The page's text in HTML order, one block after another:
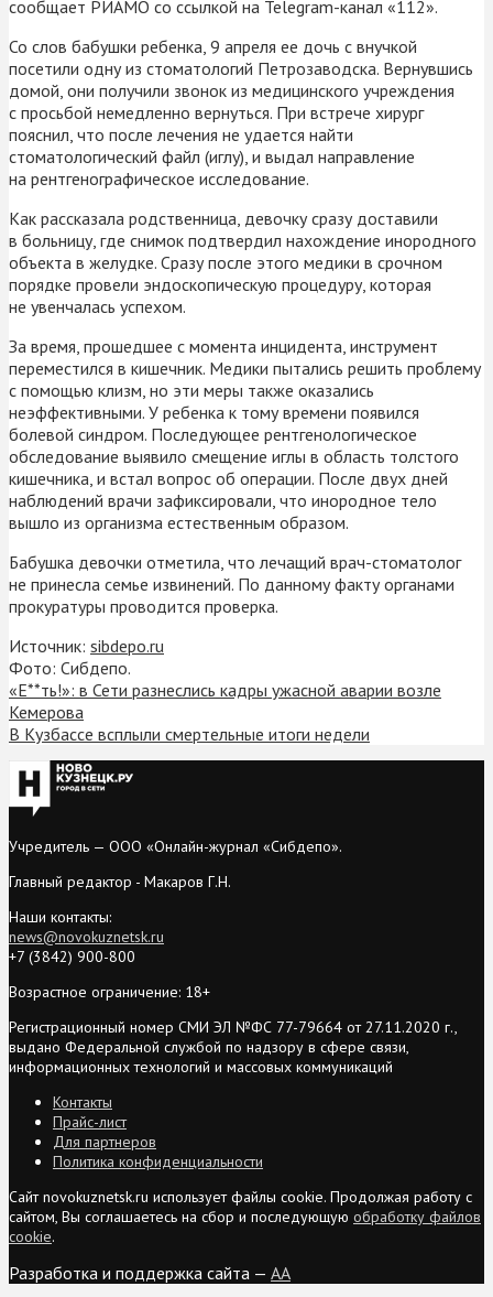
сообщает РИАМО со ссылкой на Telegram-канал «112».
Со слов бабушки ребенка, 9 апреля ее дочь с внучкой
посетили одну из стоматологий Петрозаводска. Вернувшись
домой, они получили звонок из медицинского учреждения
с просьбой немедленно вернуться. При встрече хирург
пояснил, что после лечения не удается найти
стоматологический файл (иглу), и выдал направление
на рентгенографическое исследование.
Как рассказала родственница, девочку сразу доставили
в больницу, где снимок подтвердил нахождение инородного
объекта в желудке. Сразу после этого медики в срочном
порядке провели эндоскопическую процедуру, которая
не увенчалась успехом.
За время, прошедшее с момента инцидента, инструмент
переместился в кишечник. Медики пытались решить проблему
с помощью клизм, но эти меры также оказались
неэффективными. У ребенка к тому времени появился
болевой синдром. Последующее рентгенологическое
обследование выявило смещение иглы в область толстого
кишечника, и встал вопрос об операции. После двух дней
наблюдений врачи зафиксировали, что инородное тело
вышло из организма естественным образом.
Бабушка девочки отметила, что лечащий врач-стоматолог
не принесла семье извинений. По данному факту органами
прокуратуры проводится проверка.
Источник: sibdepo.ru
Фото: Сибдепо.
«Е**ть!»: в Сети разнеслись кадры ужасной аварии возле
Кемерова
В Кузбассе всплыли смертельные итоги недели
Учредитель — ООО «Онлайн-журнал «Сибдепо».
Главный редактор - Макаров Г.Н.
Наши контакты:
news@novokuznetsk.ru
+7 (3842) 900-800
Возрастное ограничение: 18+
Регистрационный номер СМИ ЭЛ №ФС 77-79664 от 27.11.2020 г.,
выдано Федеральной службой по надзору в сфере связи,
информационных технологий и массовых коммуникаций
Контакты
Прайс-лист
Для партнеров
Политика конфиденциальности
Сайт novokuznetsk.ru использует файлы cookie. Продолжая работу с
сайтом, Вы соглашаетесь на сбор и последующую обработку файлов
cookie.
Разработка и поддержка сайта — AA